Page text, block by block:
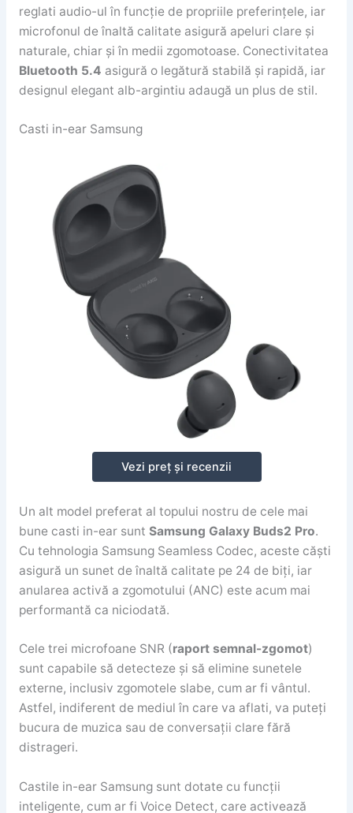
reglati audio-ul în funcție de propriile preferințele, iar
microfonul de înaltă calitate asigură apeluri clare și
naturale, chiar și în medii zgomotoase. Conectivitatea
Bluetooth 5.4 asigură o legătură stabilă și rapidă, iar
designul elegant alb-argintiu adaugă un plus de stil.
Casti in-ear Samsung
Vezi preț și recenzii
Un alt model preferat al topului nostru de cele mai
bune casti in-ear sunt Samsung Galaxy Buds2 Pro.
Cu tehnologia Samsung Seamless Codec, aceste căști
asigură un sunet de înaltă calitate pe 24 de biți, iar
anularea activă a zgomotului (ANC) este acum mai
performantă ca niciodată.
Cele trei microfoane SNR (raport semnal-zgomot)
sunt capabile să detecteze și să elimine sunetele
externe, inclusiv zgomotele slabe, cum ar fi vântul.
Astfel, indiferent de mediul în care va aflati, va puteți
bucura de muzica sau de conversații clare fără
distrageri.
Castile in-ear Samsung sunt dotate cu funcții
inteligente, cum ar fi Voice Detect, care activează